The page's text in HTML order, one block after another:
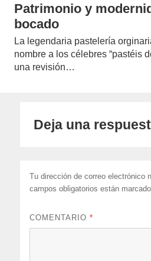
Patrimonio y
bocado
La legendaria pastelería
nombre a los célebres “pastéis
una revisión…
Deja una
Tu dirección de correo electrónico
campos obligatorios están
COMENTARIO*